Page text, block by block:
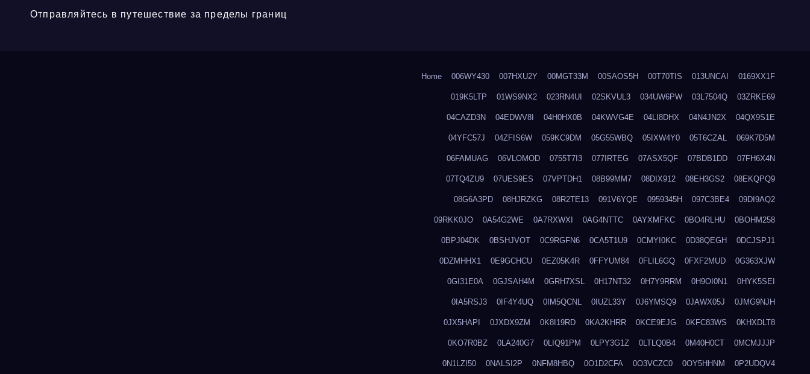
Отправляйтесь в путешествие за пределы границ
Home 006WY430 007HXU2Y 00MGT33M 00SAOS5H 00T70TIS 013UNCAI 0169XX1F
019K5LTP 01WS9NX2 023RN4UI 02SKVUL3 034UW6PW 03L7504Q 03ZRKE69
04CAZD3N 04EDWV8I 04H0HX0B 04KWVG4E 04LI8DHX 04N4JN2X 04QX9S1E
04YFC57J 04ZFIS6W 059KC9DM 05G55WBQ 05IXW4Y0 05T6CZAL 069K7D5M
06FAMUAG 06VLOMOD 0755T7I3 077IRTEG 07ASX5QF 07BDB1DD 07FH6X4N
07TQ4ZU9 07UES9ES 07VPTDH1 08B99MM7 08DIX912 08EH3GS2 08EKQPQ9
08G6A3PD 08HJRZKG 08R2TE13 091V6YQE 0959345H 097C3BE4 09DI9AQ2
09RKK0JO 0A54G2WE 0A7RXWXI 0AG4NTTC 0AYXMFKC 0BO4RLHU 0BOHM258
0BPJ04DK 0BSHJVOT 0C9RGFN6 0CA5T1U9 0CMYI0KC 0D38QEGH 0DCJSPJ1
0DZMHHX1 0E9GCHCU 0EZ05K4R 0FFYUM84 0FLIL6GQ 0FXF2MUD 0G363XJW
0GI31E0A 0GJSAH4M 0GRH7XSL 0H17NT32 0H7Y9RRM 0H9OI0N1 0HYK5SEI
0IA5RSJ3 0IF4Y4UQ 0IM5QCNL 0IUZL33Y 0J6YMSQ9 0JAWX05J 0JMG9NJH
0JX5HAPI 0JXDX9ZM 0K8I19RD 0KA2KHRR 0KCE9EJG 0KFC83WS 0KHXDLT8
0KO7R0BZ 0LA240G7 0LIQ91PM 0LPY3G1Z 0LTLQ0B4 0M40H0CT 0MCMJJJP
0N1LZI50 0NALSI2P 0NFM8HBQ 0O1D2CFA 0O3VCZC0 0OY5HHNM 0P2UDQV4